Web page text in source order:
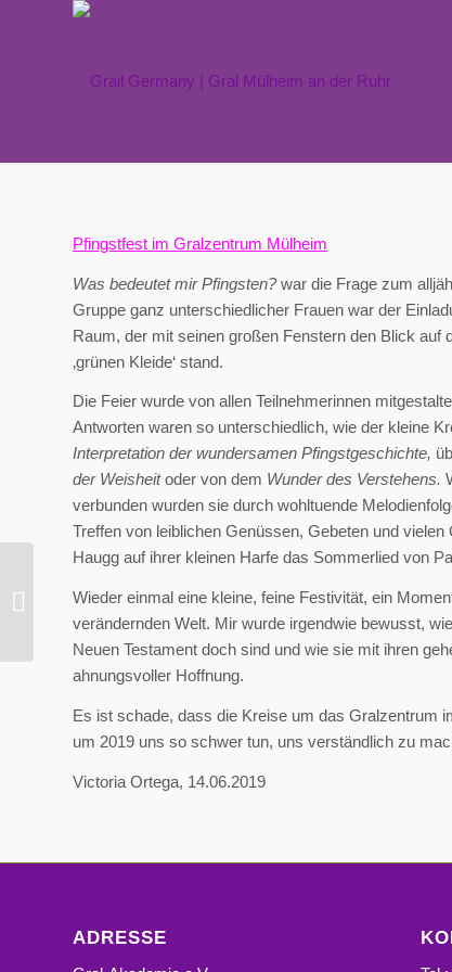
Pfingstfest im Gralzentrum Mülheim
Was bedeutet mir Pfingsten?war die Frage zum
Gruppe ganz unterschiedlicher Frauen war der
Raum, der mit seinen großen Fenstern den Blick
‚grünen Kleide‘ stand.
Die Feier wurde von allen Teilnehmerinnen
Antworten waren so unterschiedlich, wie der kleine
Interpretation der wundersamen Pfingstgeschichte,
der Weisheitoder von dem Wunder des Verstehens.
verbunden wurden sie durch wohltuende
Treffen von leiblichen Genüssen, Gebeten und
Haugg auf ihrer kleinen Harfe das Sommerlied von
Wieder einmal eine kleine, feine Festivität, ein
verändernden Welt. Mir wurde irgendwie bewusst,
Neuen Testament doch sind und wie sie mit ihren
ahnungsvoller Hoffnung.
Es ist schade, dass die Kreise um das Gralzentrum
um 2019 uns so schwer tun, uns verständlich zu
Victoria Ortega, 14.06.2019
ADRESSE
Gesprächskreis
Geistlicher
Gemeinschaften (GGG-